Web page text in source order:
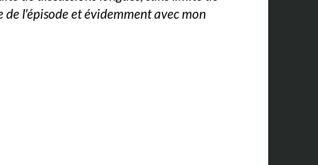
l'épisode et évidemment avec mon